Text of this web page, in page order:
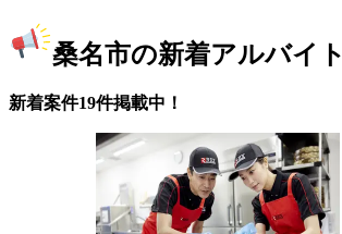
桑名市の新着アルバイト
新着案件19件掲載中！